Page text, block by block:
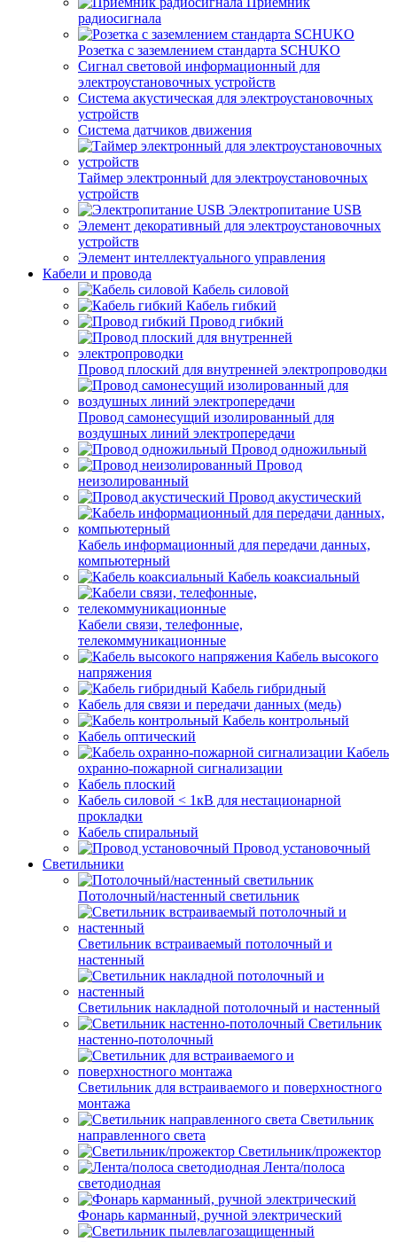
радиосигнала
Розетка с заземлением стандарта SCHUKO
Сигнал световой информационный для
электроустановочных устройств
Система акустическая для электроустановочных
устройств
Система датчиков движения
Таймер электронный для электроустановочных
устройств
Электропитание USB
Элемент декоративный для электроустановочных
устройств
Элемент интеллектуального управления
Кабели и провода
Кабель силовой
Кабель гибкий
Провод гибкий
Провод плоский для внутренней электропроводки
Провод самонесущий изолированный для
воздушных линий электропередачи
Провод одножильный
Провод
неизолированный
Провод акустический
Кабель информационный для передачи данных,
компьютерный
Кабель коаксиальный
Кабели связи, телефонные,
телекоммуникационные
Кабель высокого
напряжения
Кабель гибридный
Кабель для связи и передачи данных (медь)
Кабель контрольный
Кабель оптический
Кабель
охранно-пожарной сигнализации
Кабель плоский
Кабель силовой < 1кВ для нестационарной
прокладки
Кабель спиральный
Провод установочный
Светильники
Потолочный/настенный светильник
Светильник встраиваемый потолочный и
настенный
Светильник накладной потолочный и настенный
Светильник
настенно-потолочный
Светильник для встраиваемого и поверхностного
монтажа
Светильник
направленного света
Светильник/прожектор
Лента/полоса
светодиодная
Фонарь карманный, ручной электрический